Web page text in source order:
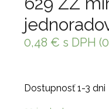
0,48 € s DPH (
Dostupnosť 1-3 dni